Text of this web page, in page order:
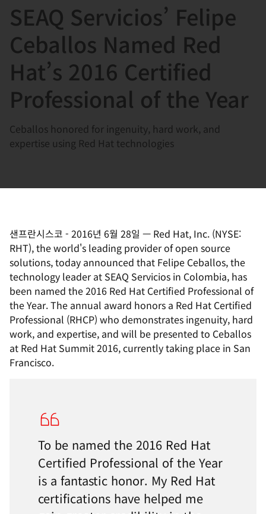
SEAQ Servicios’ Felipe
Ceballos Named Red
Hat’s 2016 Certified
Professional of the Year
Ceballos honored for ingenuity, hard work, and
expertise using Red Hat technologies
샌프란시스코 - 2016년 6월 28일 — Red Hat, Inc. (NYSE:
RHT), the world's leading provider of open source
solutions, today announced that Felipe Ceballos, the
technology leader at SEAQ Servicios in Colombia, has
been named the 2016 Red Hat Certified Professional of
the Year. The annual award honors a Red Hat Certified
Professional (RHCP) who demonstrates ingenuity, hard
work, and expertise, and will be presented to Ceballos
at Red Hat Summit 2016, currently taking place in San
Francisco.
To be named the 2016 Red Hat
Certified Professional of the Year
is a fantastic honor. My Red Hat
certifications have helped me